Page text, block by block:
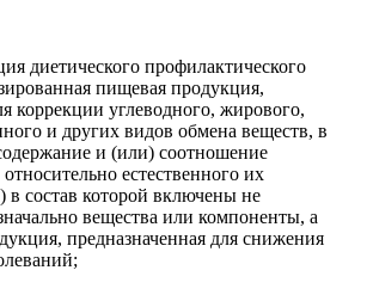
диетического профилактического
пищевая продукция,
коррекции углеводного, жирового,
и других видов обмена веществ, в
и (или) соотношение
естественного их
в состав которой включены не
вещества или компоненты, а
предназначенная для снижения